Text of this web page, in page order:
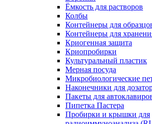
Ёмкость для растворов
Колбы
Контейнеры для
Контейнеры для
Криогенная защита
Криопробирки
Культуральный пластик
Мерная посуда
Микробиологические
Наконечники для
Пакеты для
Пипетка Пастера
Пробирки и крышки для